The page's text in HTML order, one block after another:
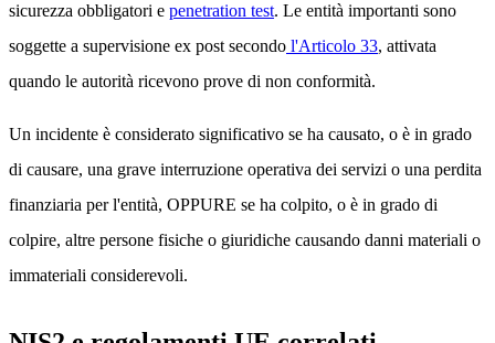
sicurezza obbligatori e penetration test. Le entità importanti sono
soggette a supervisione ex post secondo l'Articolo 33, attivata
quando le autorità ricevono prove di non conformità.
Un incidente è considerato significativo se ha causato, o è in grado
di causare, una grave interruzione operativa dei servizi o una perdita
finanziaria per l'entità, OPPURE se ha colpito, o è in grado di
colpire, altre persone fisiche o giuridiche causando danni materiali o
immateriali considerevoli.